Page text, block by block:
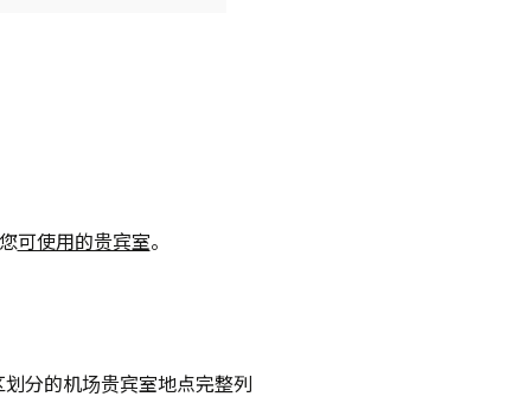
可使用的贵宾室。
分的机场贵宾室地点完整列